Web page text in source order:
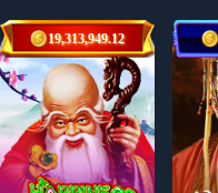
19,313,949.12